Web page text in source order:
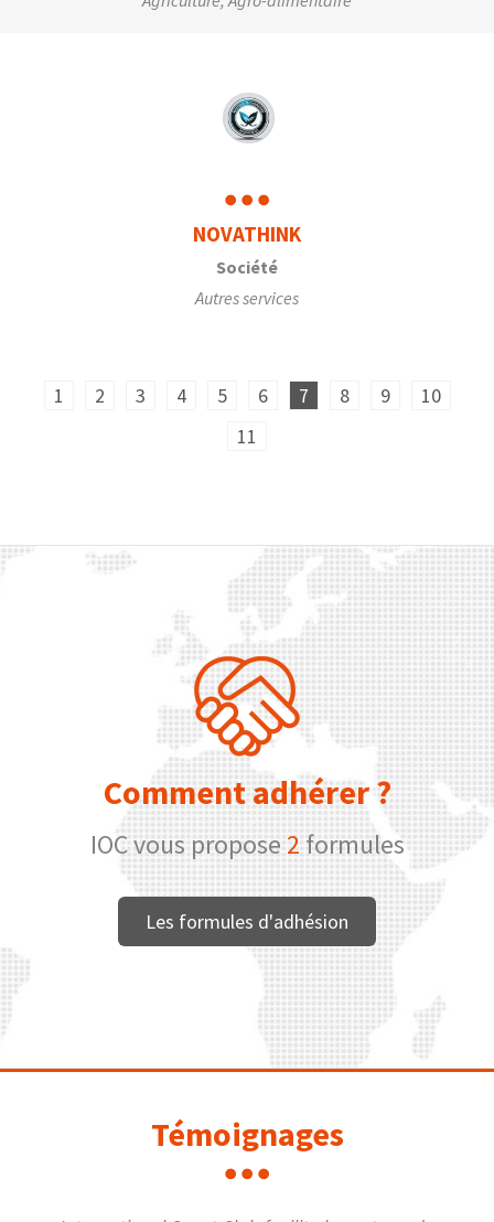
NOVATHINK
Société
Autres services
1 2 3 4 5 6 7 8 9
10
11
Comment adhérer ?
IOC vous propose 2 formules
Les formules d'adhésion
Témoignages